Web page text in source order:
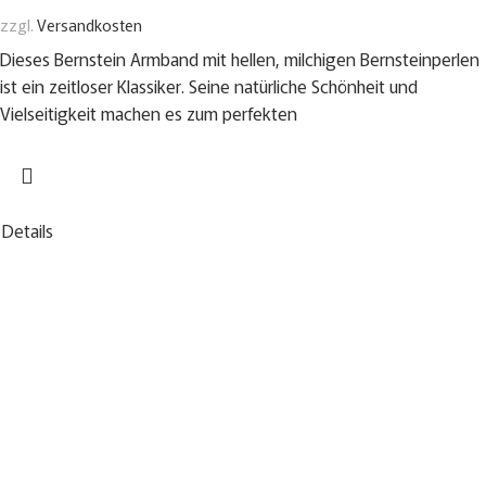
zzgl.Versandkosten
Dieses Bernstein Armband mit hellen, milchigen Bernsteinperlen
ist ein zeitloser Klassiker. Seine natürliche Schönheit und
Vielseitigkeit machen es zum perfekten
Details